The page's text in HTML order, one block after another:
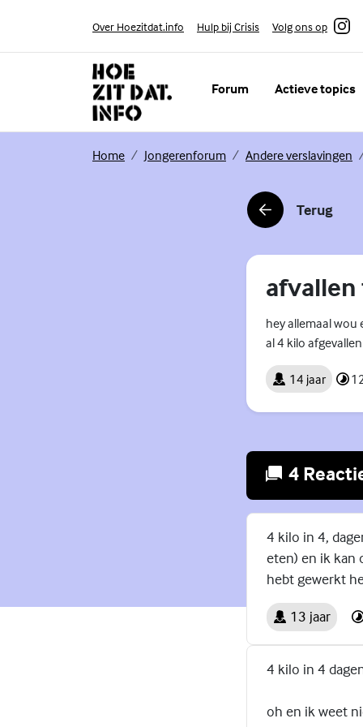
Over Hoezitdat.info Hulp bij Crisis Volg ons op
Instagram
Forum Actieve topics
Home(Externe link)
Jongerenforum(Externe link)
Andere verslavingen
Terug
(Externe link)
hey allemaal wou
al 4 kilo
14 jaar
4
4 kilo in 4,
eten) en ik kan
hebt gewerkt
13 jaar
4 kilo in 4
oh en ik weet